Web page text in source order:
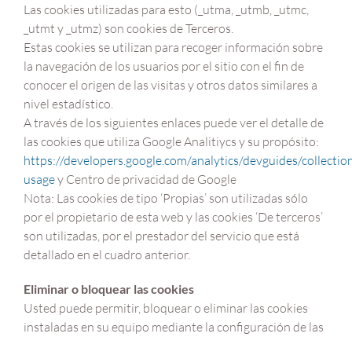
Las cookies utilizadas para esto (_utma, _utmb, _utmc,
_utmt y _utmz) son cookies de Terceros.
Estas cookies se utilizan para recoger información sobre
la navegación de los usuarios por el sitio con el fin de
conocer el origen de las visitas y otros datos similares a
nivel estadístico.
A través de los siguientes enlaces puede ver el detalle de
las cookies que utiliza Google Analitiycs y su propósito:
https://developers.google.com/analytics/devguides/
usagey Centro de privacidad de Google
Nota: Las cookies de tipo ‘Propias’ son utilizadas sólo
por el propietario de esta web y las cookies ‘De terceros’
son utilizadas, por el prestador del servicio que está
detallado en el cuadro anterior.
Eliminar o bloquear las cookies
Usted puede permitir, bloquear o eliminar las cookies
instaladas en su equipo mediante la configuración de las